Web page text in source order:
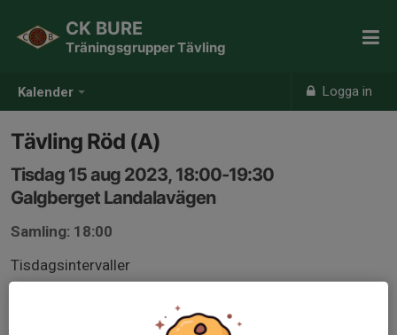
Kalender Logga in
CK BURE
Träningsgrupper Tävling
Tävling Röd (A)
Tisdag 15 aug 2023, 18:00-19:30
Galgberget Landalavägen
Samling: 18:00
Tisdagsintervaller